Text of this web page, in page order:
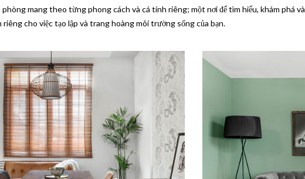
mang theo từng phong cách và cá tính riêng; một nơi để tìm hiểu, khám phá và
riêng cho việc tạo lập và trang hoàng môi trường sống của bạn.